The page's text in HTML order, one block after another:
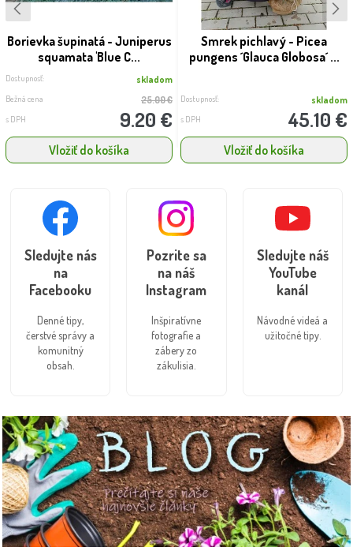
Borievka šupinatá - Juniperus
squamata 'Blue C...
Dostupnosť: skladom
Bežná cena 25.00 €
s DPH 9.20 €
Vložiť do košíka
Smrek pichlavý - Picea
pungens ´Glauca Globosa´ ...
Dostupnosť: skladom
s DPH 45.10 €
Vložiť do košíka
Sledujte nás
na
Facebooku
Denné tipy,
čerstvé správy a
komunitný
obsah.
Pozrite sa
na náš
Instagram
Inšpiratívne
fotografie a
zábery zo
zákulisia.
Sledujte náš
YouTube
kanál
Návodné videá a
užitočné tipy.